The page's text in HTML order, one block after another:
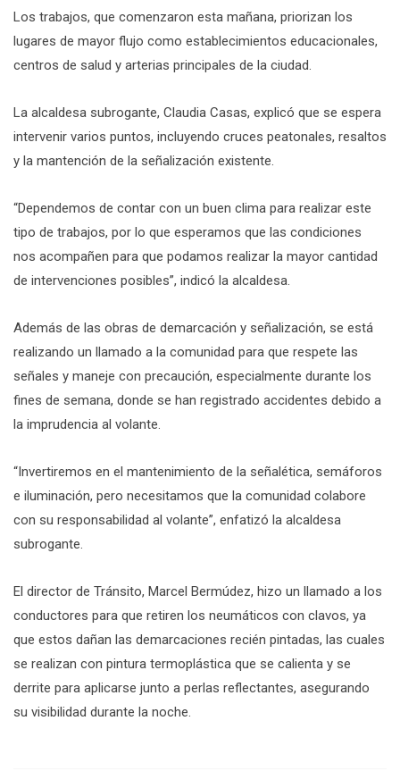
Los trabajos, que comenzaron esta mañana, priorizan los
lugares de mayor flujo como establecimientos educacionales,
centros de salud y arterias principales de la ciudad.
La alcaldesa subrogante, Claudia Casas, explicó que se espera
intervenir varios puntos, incluyendo cruces peatonales, resaltos
y la mantención de la señalización existente.
“Dependemos de contar con un buen clima para realizar este
tipo de trabajos, por lo que esperamos que las condiciones
nos acompañen para que podamos realizar la mayor cantidad
de intervenciones posibles”, indicó la alcaldesa.
Además de las obras de demarcación y señalización, se está
realizando un llamado a la comunidad para que respete las
señales y maneje con precaución, especialmente durante los
fines de semana, donde se han registrado accidentes debido a
la imprudencia al volante.
“Invertiremos en el mantenimiento de la señalética, semáforos
e iluminación, pero necesitamos que la comunidad colabore
con su responsabilidad al volante”, enfatizó la alcaldesa
subrogante.
El director de Tránsito, Marcel Bermúdez, hizo un llamado a los
conductores para que retiren los neumáticos con clavos, ya
que estos dañan las demarcaciones recién pintadas, las cuales
se realizan con pintura termoplástica que se calienta y se
derrite para aplicarse junto a perlas reflectantes, asegurando
su visibilidad durante la noche.